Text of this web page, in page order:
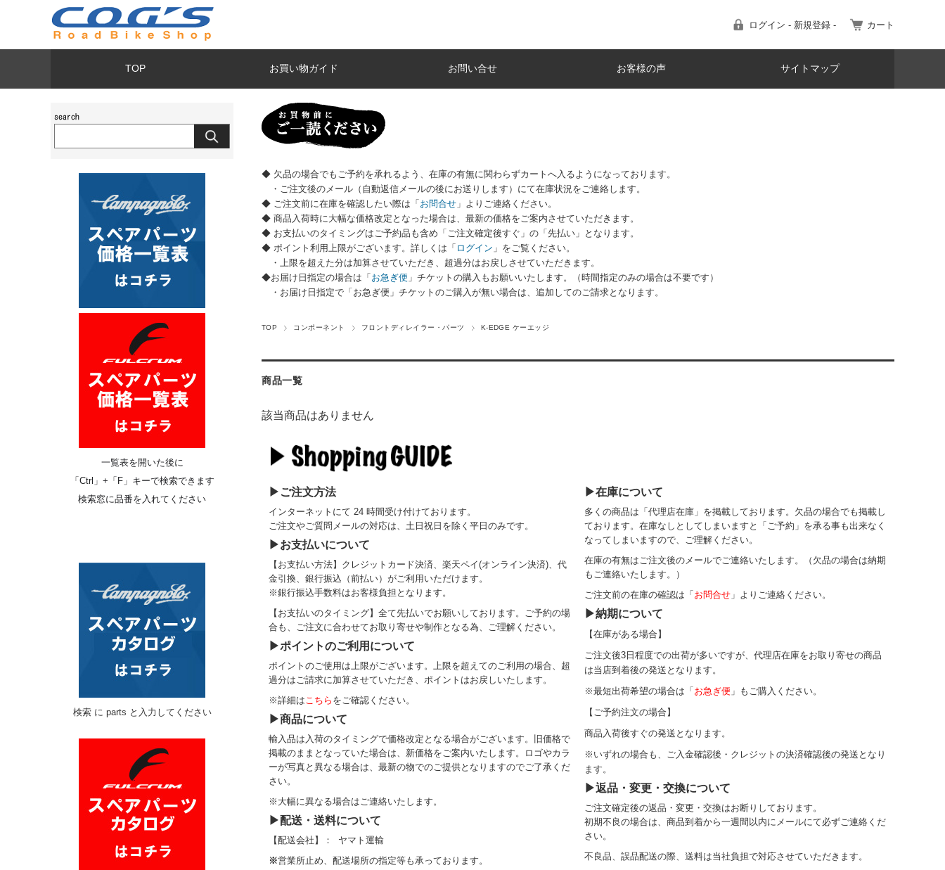
ログイン - 新規登録 - カート
TOP お買い物ガイド お問い合せ お客様の声 サイトマップ
◆ 欠品の場合でもご予約を承れるよう、在庫の有無に関わらずカートへ入るようになっております。
・ご注文後のメール（自動返信メールの後にお送りします）にて在庫状況をご連絡します。
◆ ご注文前に在庫を確認したい際は 「 お問合せ 」 よりご連絡ください。
◆ 商品入荷時に大幅な価格改定となった場合は、最新の価格をご案内させていただきます。
◆ お支払いのタイミングはご予約品も含め「ご注文確定後すぐ」の「先払い」となります。
◆ ポイント利用上限がございます。詳しくは 「 ログイン 」 をご覧ください。
・上限を超えた分は加算させていただき、超過分はお戻しさせていただきます。
◆お届け日指定の場合は「 お急ぎ便 」チケットの購入もお願いいたします。（時間指定のみの場合は不要です）
・お届け日指定で「お急ぎ便」チケットのご購入が無い場合は、追加してのご請求となります。
TOP コンポーネント フロントディレイラー・パーツ K-EDGE ケーエッジ
商品一覧
該当商品はありません
▶ご注文方法
インターネットにて 24 時間受け付けております。
ご注文やご質問メールの対応は、土日祝日を除く平日のみです。
▶お支払いについて
【お支払い方法】クレジットカード決済、楽天ペイ(オンライン決済)、代
金引換、銀行振込（前払い）がご利用いただけます。
※銀行振込手数料はお客様負担となります。
【お支払いのタイミング】全て先払いでお願いしております。ご予約の場
合も、ご注文に合わせてお取り寄せや制作となる為、ご理解ください。
▶ポイントのご利用について
ポイントのご使用は上限がございます。上限を超えてのご利用の場合、超
過分はご請求に加算させていただき、ポイントはお戻しいたします。
※詳細は こちら をご確認ください。
▶商品について
輸入品は入荷のタイミングで価格改定となる場合がございます。旧価格で
掲載のままとなっていた場合は、新価格をご案内いたします。ロゴやカラ
ーが写真と異なる場合は、最新の物でのご提供となりますのでご了承くだ
さい。
※大幅に異なる場合はご連絡いたします。
▶配送・送料について
【配送会社】： ヤマト運輸
※営業所止め、配送場所の指定等も承っております。
▶在庫について
多くの商品は「代理店在庫」を掲載しております。欠品の場合でも掲載し
ております。在庫なしとしてしまいますと「ご予約」を承る事も出来なく
なってしまいますので、ご理解ください。
在庫の有無はご注文後のメールでご連絡いたします。（欠品の場合は納期
もご連絡いたします。）
ご注文前の在庫の確認は「 お問合せ」よりご連絡ください。
▶納期について
【在庫がある場合】
ご注文後3日程度での出荷が多いですが、代理店在庫をお取り寄せの商品
は当店到着後の発送となります。
※最短出荷希望の場合は「 お急ぎ便 」もご購入ください。
【ご予約注文の場合】
商品入荷後すぐの発送となります。
※いずれの場合も、ご入金確認後・クレジットの決済確認後の発送となり
ます。
▶返品・変更・交換について
ご注文確定後の返品・変更・交換はお断りしております。
初期不良の場合は、商品到着から一週間以内にメールにて必ずご連絡くだ
さい。
不良品、誤品配送の際、送料は当社負担で対応させていただきます。
一覧表を開いた後に
「 Ctrl 」+「F」キーで検索できます
検索窓に品番を入れてください
検索 に parts と入力してください